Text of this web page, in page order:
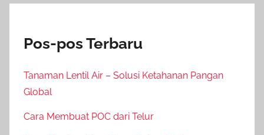
Pos-pos Terbaru
Tanaman Lentil Air – Solusi Ketahanan Pangan
Global
Cara Membuat POC dari Telur